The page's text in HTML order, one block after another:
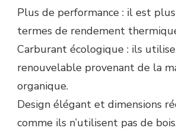
Plus de performance : il est
termes de rendement
Carburant écologique : ils
renouvelable provenant de la
organique.
Design élégant et dimensions
comme ils n’utilisent pas de bois,